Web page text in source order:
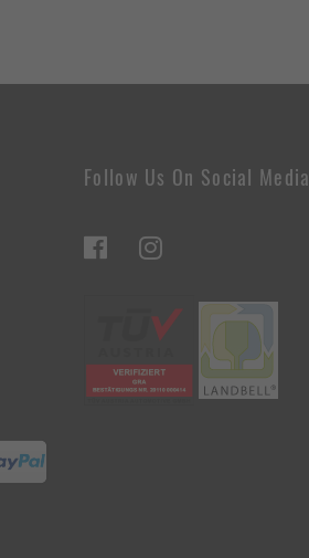
Follow Us On Social Media